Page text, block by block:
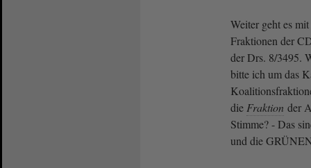
Weiter geht es
Fraktionen der
der Drs. 8/3495.
bitte ich um das
die Fraktion der
Stimme? - Das
und die